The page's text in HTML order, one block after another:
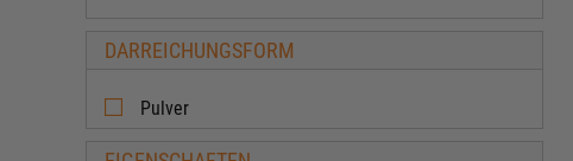
DARREICHUNGSFORM
Pulver